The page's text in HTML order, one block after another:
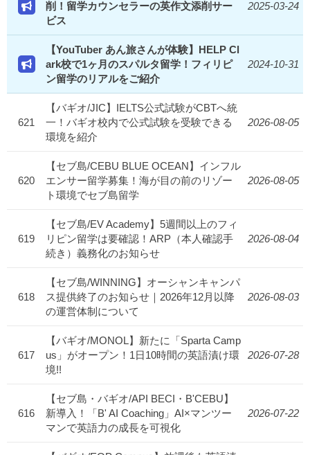
削！留学カウンセラーの英作文添削サー
ビス
2025-03-24
【YouTuber あん旅さんが体験】HELP Cl
ark校で1ヶ月のスパルタ留学！フィリピ
ン留学のリアルをご紹介
2024-10-31
621
【バギオ/JIC】IELTS公式試験がCBTへ統
一！バギオ校内で公式試験を受験できる
環境を紹介
2026-08-05
620
【セブ島/CEBU BLUE OCEAN】インフル
エンサー留学募集！海が目の前のリゾー
ト環境でセブ島留学
2026-08-05
619
【セブ島/EV Academy】5週間以上のフィ
リピン留学は要確認！ARP（本人確認手
続き）義務化のお知らせ
2026-08-04
618
【セブ島/WINNING】オーシャンキャンパ
ス提供終了のお知らせ｜2026年12月以降
の運営体制について
2026-08-03
617
【バギオ/MONOL】新たに「Sparta Camp
us」がオープン！1日10時間の英語漬け環
境!!
2026-07-28
616
【セブ島・バギオ/API BECI・B'CEBU】
新導入！「B' AI Coaching」AI×マンツー
マンで英語力の成長を可視化
2026-07-22